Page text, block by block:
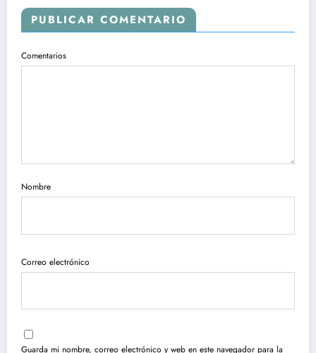
PUBLICAR COMENTARIO
Comentarios
Nombre
Correo electrónico
Guarda mi nombre, correo electrónico y web en este navegador para la